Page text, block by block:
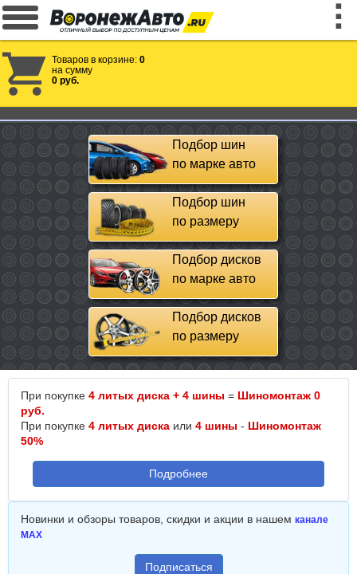
Товаров в корзине: 0
на сумму
0 руб.
Подбор шин
по марке авто
Подбор шин
по размеру
Подбор дисков
по марке авто
Подбор дисков
по размеру
При покупке 4 литых диска + 4 шины = Шиномонтаж 0
руб.
При покупке 4 литых диска или 4 шины - Шиномонтаж
50%
Подробнее
Новинки и обзоры товаров, скидки и акции в нашем канале
MAX
Подписаться